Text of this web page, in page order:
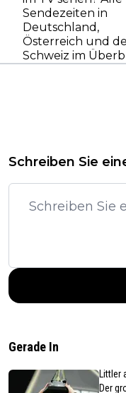
Sendezeiten in
Deutschland,
Österreich und
Schweiz im
Schreiben Sie
Gerade In
Littler
Der